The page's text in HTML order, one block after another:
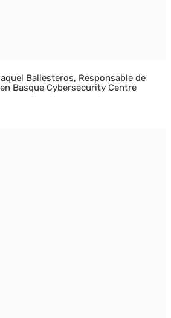
Ballesteros, Responsable de
Basque Cybersecurity Centre